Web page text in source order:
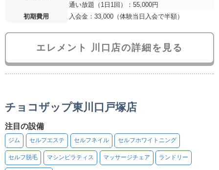
通い放題（1日1回）：55,000円
初期費用
入会金：33,000（体験当日入会で半額）
エレメント 川口店の詳細を見る
チョコザップ東川口戸塚店
注目の設備
ジム セルフエステ セルフネイル セルフホワイトニング
セルフ脱毛 マシンピラティス マッサージチェア ランドリー